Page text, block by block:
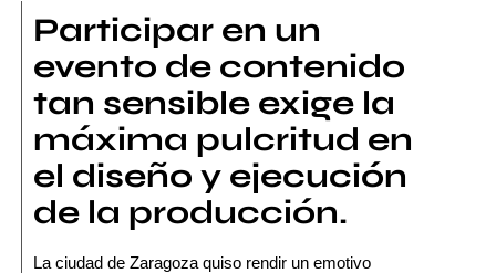
Participar en un
evento de contenido
tan sensible exige la
máxima pulcritud en
el diseño y ejecución
de la producción.
La ciudad de Zaragozaquiso rendir un emotivo